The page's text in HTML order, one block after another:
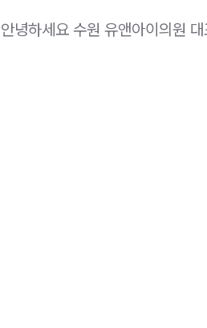
녕하세요 수원 유앤아이의원